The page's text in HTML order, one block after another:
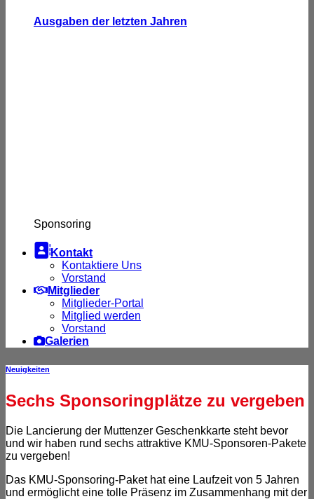
Ausgaben der letzten Jahren
Sponsoring
Kontakt
Kontaktiere Uns
Vorstand
Mitglieder
Mitglieder-Portal
Mitglied werden
Vorstand
Galerien
Neuigkeiten
Sechs Sponsoringplätze zu vergeben
Die Lancierung der Muttenzer Geschenkkarte steht bevor
und wir haben rund sechs attraktive KMU-Sponsoren-Pakete
zu vergeben!
Das KMU-Sponsoring-Paket hat eine Laufzeit von 5 Jahren
und ermöglicht eine tolle Präsenz im Zusammenhang mit der